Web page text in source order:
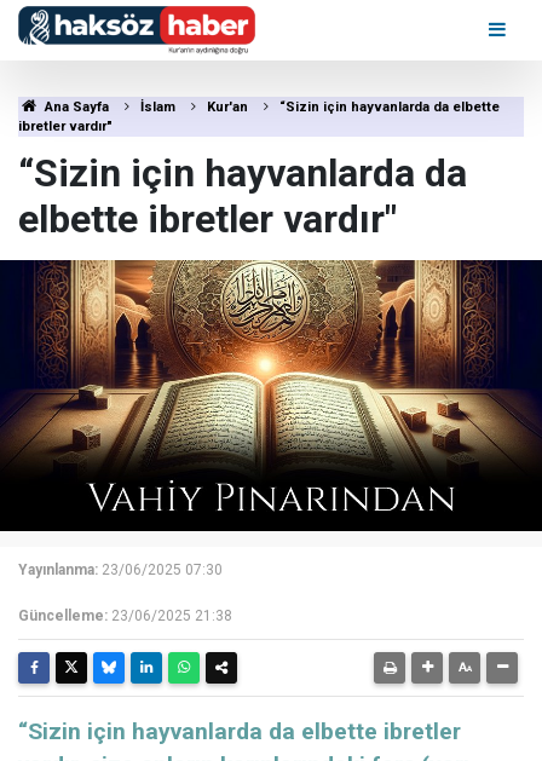
Ana Sayfa İslam Kur'an
“Sizin için hayvanlarda da elbette
ibretler vardır"
“Sizin için hayvanlarda da
elbette ibretler vardır"
Yayınlanma: 23/06/2025 07:30
Güncelleme: 23/06/2025 21:38
“Sizin için hayvanlarda da elbette ibretler